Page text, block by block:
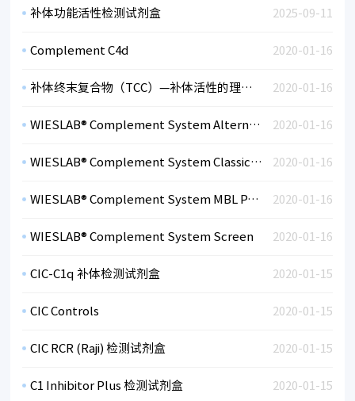
2025-09-11
补体功能活性检测试剂盒
2020-01-16
Complement C4d
2020-01-16
补体终末复合物（TCC）—补体活性的理想标志物
2020-01-16
WIESLAB® Complement System Alternative Pathway
2020-01-16
WIESLAB® Complement System Classical Pathway
2020-01-16
WIESLAB® Complement System MBL Pathway
2020-01-16
WIESLAB® Complement System Screen
2020-01-15
CIC-C1q 补体检测试剂盒
2020-01-15
CIC Controls
2020-01-15
CIC RCR (Raji) 检测试剂盒
2020-01-15
C1 Inhibitor Plus 检测试剂盒